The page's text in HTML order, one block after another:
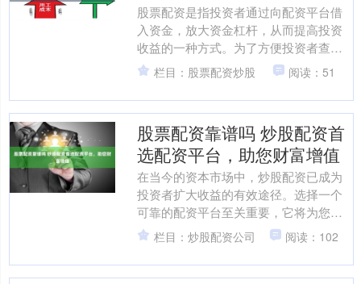
股票配资是指投资者通过向配资平台借
入资金，放大资金杠杆，从而提高投资
收益的一种方式。为了方便投资者查
询，现将全网股票配资平台一览如下：
股牛网配资提供高达10倍....
栏目：股票配资炒股 阅读：51
股票配资靠谱吗 炒股配资首
选配资平台，助您财富增值
在当今的资本市场中，炒股配资已成为
投资者扩大收益的有效途径。选择一个
可靠的配资平台至关重要，它将为您提
供资金支持和专业服务股票配资靠谱
吗，助您实现财富增值。 股....
栏目：炒股配资公司 阅读：102